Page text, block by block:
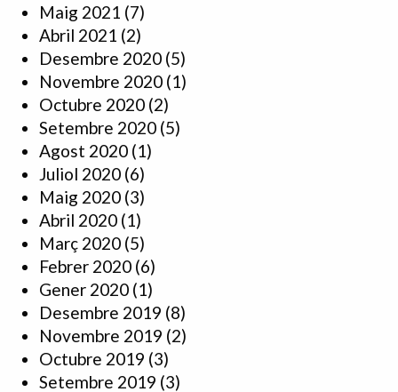
Maig 2021 (7)
Abril 2021 (2)
Desembre 2020 (5)
Novembre 2020 (1)
Octubre 2020 (2)
Setembre 2020 (5)
Agost 2020 (1)
Juliol 2020 (6)
Maig 2020 (3)
Abril 2020 (1)
Març 2020 (5)
Febrer 2020 (6)
Gener 2020 (1)
Desembre 2019 (8)
Novembre 2019 (2)
Octubre 2019 (3)
Setembre 2019 (3)